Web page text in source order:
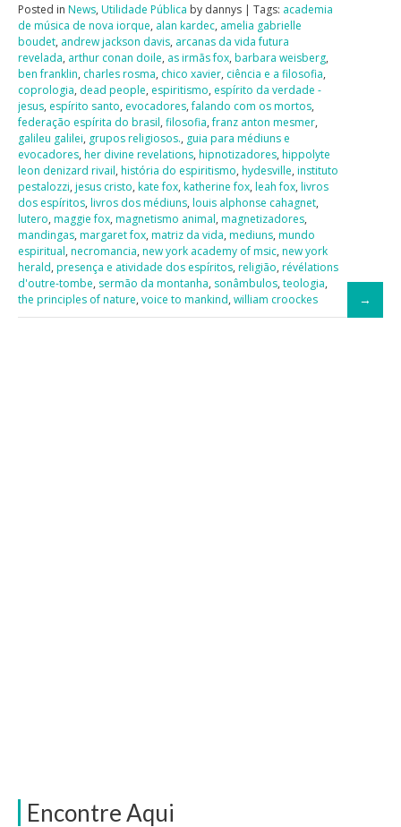
Encontre Aqui
Posted in News, Utilidade Pública by dannys | Tags: academia
de música de nova iorque, alan kardec, amelia gabrielle
boudet, andrew jackson davis, arcanas da vida futura
revelada, arthur conan doile, as irmãs fox, barbara weisberg,
ben franklin, charles rosma, chico xavier, ciência e a filosofia,
coprologia, dead people, espiritismo, espírito da verdade -
jesus, espírito santo, evocadores,falando com os mortos,
federação espírita do brasil, filosofia,franz anton mesmer,
galileu galilei, grupos religiosos., guia para médiuns e
evocadores, her divine revelations, hipnotizadores, hippolyte
leon denizard rivail, história do espiritismo, hydesville, instituto
pestalozzi, jesus cristo, kate fox, katherine fox, leah fox, livros
dos espíritos, livros dos médiuns, louis alphonse cahagnet,
lutero, maggie fox, magnetismo animal, magnetizadores,
mandingas, margaret fox, matriz da vida, mediuns, mundo
espiritual, necromancia, new york academy of msic, new york
herald, presença e atividade dos espíritos, religião, révélations
d'outre-tombe, sermão da montanha, sonâmbulos, teologia,
the principles of nature, voice to mankind, william croockes